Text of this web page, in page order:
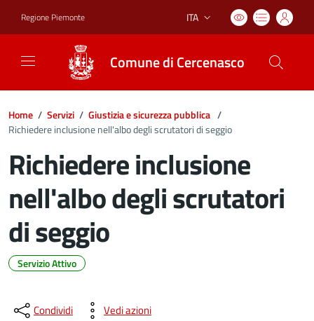
Regione Piemonte Lingua attiva:
ITA
Comune di Cercenasco
Home / Servizi / Giustizia e sicurezza pubblica /
Richiedere inclusione nell'albo degli scrutatori di seggio
Richiedere inclusione
nell'albo degli scrutatori
di seggio
Servizio Attivo
Condividi Vedi azioni